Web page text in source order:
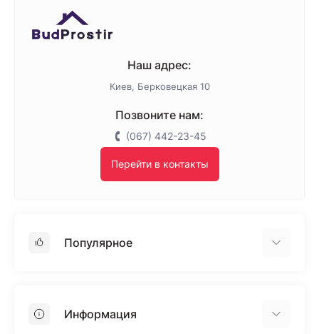
Наш адрес:
Киев, Берковецкая 10
Позвоните нам:
(067) 442-23-45
Перейти в контакты
Популярное
ПенопластИнформация